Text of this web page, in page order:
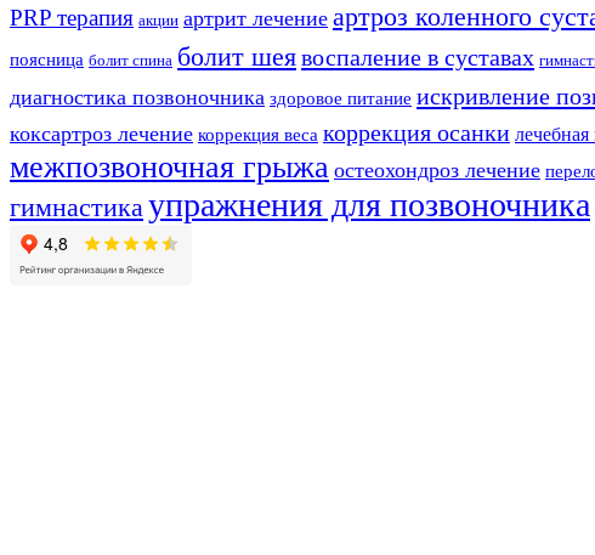
PRP терапия акции артрит лечение артроз коленного
поясница болит спина болит шеявоспаление в суставах
диагностика позвоночника здоровое питание искривление
коксартроз лечение коррекция веса коррекция осанки
межпозвоночная грыжа остеохондроз лечение
гимнастикаупражнения для позвоночника